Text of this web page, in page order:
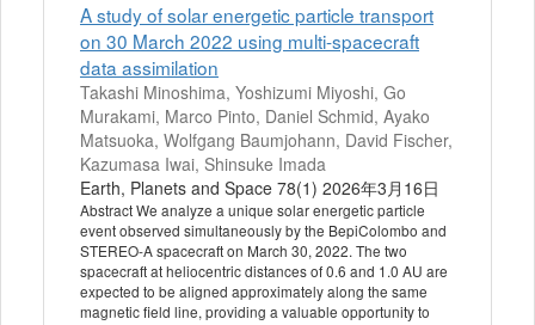
A study of solar energetic particle transport
on 30 March 2022 using multi-spacecraft
data assimilation
Takashi Minoshima, Yoshizumi Miyoshi, Go
Murakami, Marco Pinto, Daniel Schmid, Ayako
Matsuoka, Wolfgang Baumjohann, David Fischer,
Kazumasa Iwai, Shinsuke Imada
Earth, Planets and Space 78(1) 2026年3月16日
Abstract We analyze a unique solar energetic particle
event observed simultaneously by the BepiColombo and
STEREO-A spacecraft on March 30, 2022. The two
spacecraft at heliocentric distances of 0.6 and 1.0 AU are
expected to be aligned approximately along the same
magnetic field line, providing a valuable opportunity to